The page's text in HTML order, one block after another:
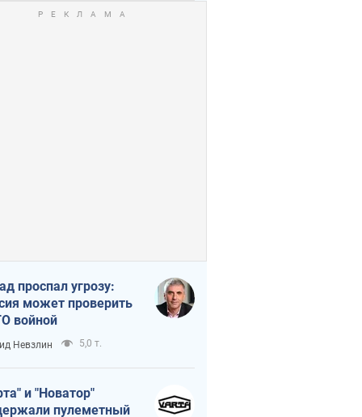
проспал угрозу:
может проверить
войной
Невзлин 5,0 т.
и "Новатор"
пулеметный